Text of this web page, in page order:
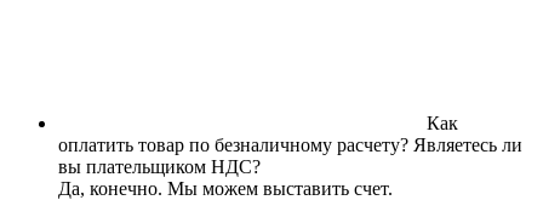
Как
оплатить товар по безналичному расчету? Являетесь ли
вы плательщиком НДС?
Да, конечно. Мы можем выставить счет.